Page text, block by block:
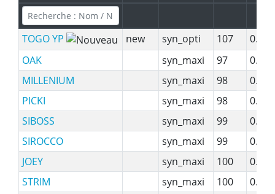
TOGO YP new syn_opti 107
0.86
OAK
syn_maxi 97
0.86
MILLENIUM
syn_maxi 98
0.84
PICKI
syn_maxi 98
0.85
SIBOSS
syn_maxi 99
0.96
SIROCCO
syn_maxi 99
0.87
JOEY
syn_maxi 100
0.83
STRIM
syn_maxi 100
0.85